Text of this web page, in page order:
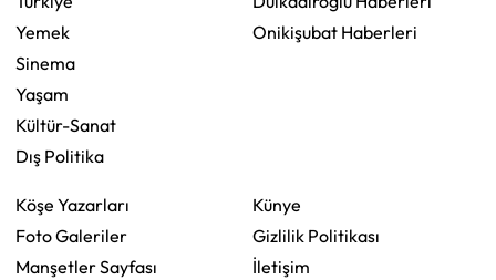
Yemek
Sinema
Yaşam
Kültür-Sanat
Dış Politika
Onikişubat Haberleri
Köşe Yazarları
Foto Galeriler
Manşetler Sayfası
Künye
Gizlilik Politikası
İletişim